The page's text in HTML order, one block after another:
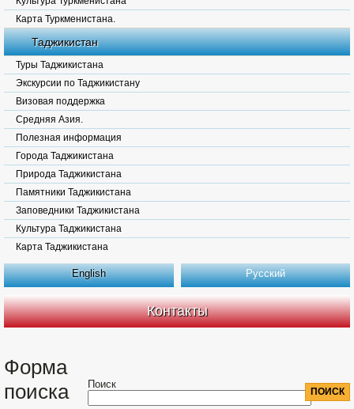
Карта Туркменистана.
Таджикистан
Туры Таджикистана
Экскурсии по Таджикистану
Визовая поддержка
Средняя Азия.
Полезная информация
Города Таджикистана
Природа Таджикистана
Памятники Таджикистана
Заповедники Таджикистана
Культура Таджикистана
Карта Таджикистана
English Русский
Контакты
Форма
поиска
Поиск